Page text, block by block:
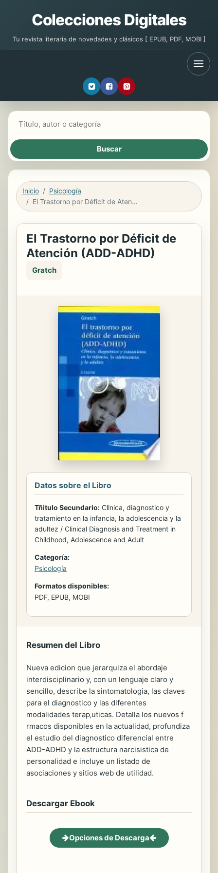
Colecciones Digitales
Tu revista literaria de novedades y clásicos [ EPUB, PDF, MOBI ]
Inicio
Psicología
El Trastorno por Déficit de Atención (ADD-ADHD)
El Trastorno por Déficit de
Atención (ADD-ADHD)
Gratch
Datos sobre el Libro
Tñitulo Secundario: Clinica, diagnostico y
tratamiento en la infancia, la adolescencia y la
adultez / Clinical Diagnosis and Treatment in
Childhood, Adolescence and Adult
Categoría:
Psicología
Formatos disponibles:
PDF, EPUB, MOBI
Resumen del Libro
Nueva edicion que jerarquiza el abordaje
interdisciplinario y, con un lenguaje claro y
sencillo, describe la sintomatologia, las claves
para el diagnostico y las diferentes
modalidades terap‚uticas. Detalla los nuevos f
rmacos disponibles en la actualidad, profundiza
el estudio del diagnostico diferencial entre
ADD-ADHD y la estructura narcisistica de
personalidad e incluye un listado de
asociaciones y sitios web de utilidad.
Descargar Ebook
Opciones de Descarga